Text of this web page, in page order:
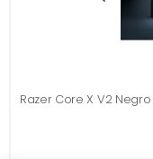
Razer Core X V2